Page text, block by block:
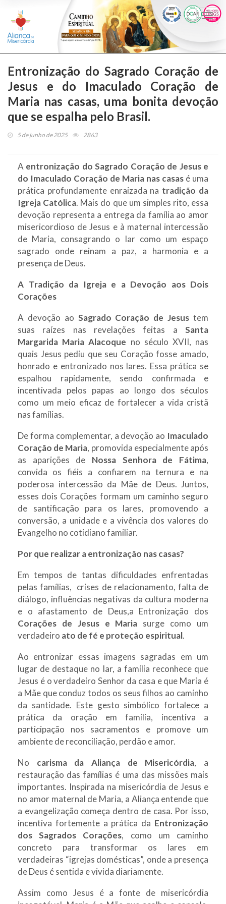
Entronização do Sagrado Coração de
Jesus e do Imaculado Coração de
Maria nas casas, uma bonita devoção
que se espalha pelo Brasil.
5 de junho de 2025 2863
A entronização do Sagrado Coração de Jesus e
do Imaculado Coração de Maria nas casas é uma
prática profundamente enraizada na tradição da
Igreja Católica. Mais do que um simples rito, essa
devoção representa a entrega da família ao amor
misericordioso de Jesus e à maternal intercessão
de Maria, consagrando o lar como um espaço
sagrado onde reinam a paz, a harmonia e a
presença de Deus.
A Tradição da Igreja e a Devoção aos Dois
Corações
A devoção ao Sagrado Coração de Jesus tem
suas raízes nas revelações feitas a Santa
Margarida Maria Alacoque no século XVII, nas
quais Jesus pediu que seu Coração fosse amado,
honrado e entronizado nos lares. Essa prática se
espalhou rapidamente, sendo confirmada e
incentivada pelos papas ao longo dos séculos
como um meio eficaz de fortalecer a vida cristã
nas famílias.
De forma complementar, a devoção ao Imaculado
Coração de Maria, promovida especialmente após
as aparições de Nossa Senhora de Fátima,
convida os fiéis a confiarem na ternura e na
poderosa intercessão da Mãe de Deus. Juntos,
esses dois Corações formam um caminho seguro
de santificação para os lares, promovendo a
conversão, a unidade e a vivência dos valores do
Evangelho no cotidiano familiar.
Por que realizar a entronização nas casas?
Em tempos de tantas dificuldades enfrentadas
pelas famílias, crises de relacionamento, falta de
diálogo, influências negativas da cultura moderna
e o afastamento de Deus,a Entronização dos
Corações de Jesus e Maria surge como um
verdadeiro ato de fé e proteção espiritual.
Ao entronizar essas imagens sagradas em um
lugar de destaque no lar, a família reconhece que
Jesus é o verdadeiro Senhor da casa e que Maria é
a Mãe que conduz todos os seus filhos ao caminho
da santidade. Este gesto simbólico fortalece a
prática da oração em família, incentiva a
participação nos sacramentos e promove um
ambiente de reconciliação, perdão e amor.
No carisma da Aliança de Misericórdia, a
restauração das famílias é uma das missões mais
importantes. Inspirada na misericórdia de Jesus e
no amor maternal de Maria, a Aliança entende que
a evangelização começa dentro de casa. Por isso,
incentiva fortemente a prática da Entronização
dos Sagrados Corações, como um caminho
concreto para transformar os lares em
verdadeiras “igrejas domésticas”, onde a presença
de Deus é sentida e vivida diariamente.
Assim como Jesus é a fonte de misericórdia